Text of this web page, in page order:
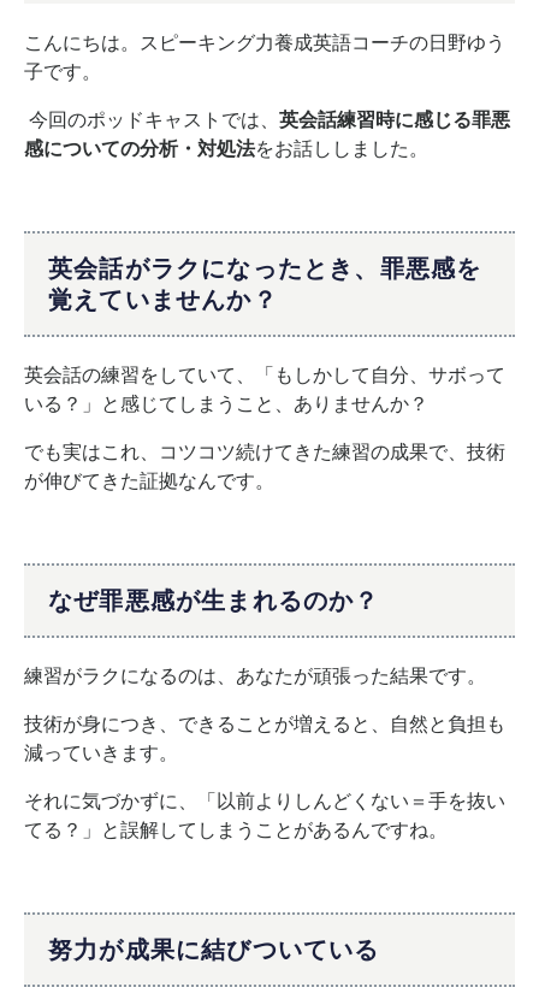
こんにちは。スピーキング力養成英語コーチの日野ゆう
子です。
今回のポッドキャストでは、 英会話練習時に感じる罪悪
感についての分析・対処法をお話ししました。
英会話がラクになったとき、罪悪感を
覚えていませんか？
英会話の練習をしていて、「もしかして自分、サボって
いる？」と感じてしまうこと、ありませんか？
でも実はこれ、コツコツ続けてきた練習の成果で、技術
が伸びてきた証拠なんです。
なぜ罪悪感が生まれるのか？
練習がラクになるのは、あなたが頑張った結果です。
技術が身につき、できることが増えると、自然と負担も
減っていきます。
それに気づかずに、「以前よりしんどくない＝手を抜い
てる？」と誤解してしまうことがあるんですね。
努力が成果に結びついている